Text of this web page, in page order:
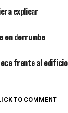
explicar
en derrumbe
frente al edificio
TO COMMENT